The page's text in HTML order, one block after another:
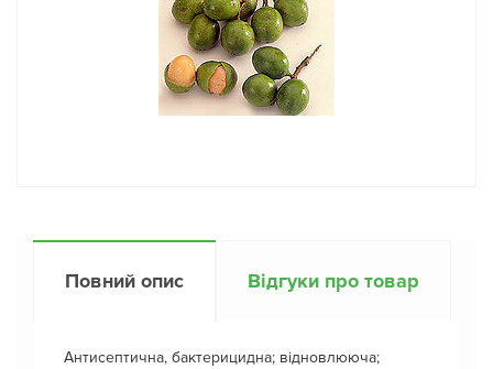
Повний опис Відгуки про товар
Антисептична, бактерицидна; відновлююча;